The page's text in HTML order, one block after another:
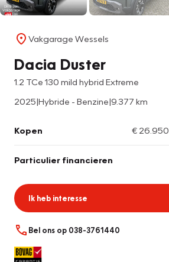
Vakgarage Wessels
Dacia Duster
1.2 TCe 130 mild hybrid Extreme
2025|Hybride - Benzine|9.377 km
Kopen € 26.950
Particulier financieren
Ik heb interesse
Bel ons op 038-3761440